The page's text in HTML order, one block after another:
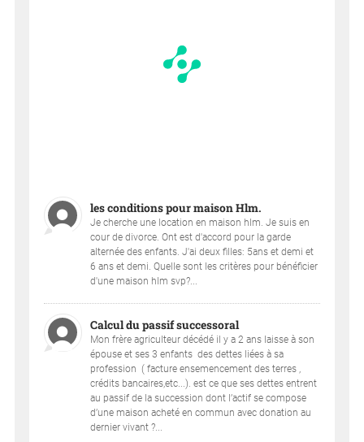
les conditions pour maison Hlm.
Je cherche une location en maison hlm. Je suis en
cour de divorce. Ont est d'accord pour la garde
alternée des enfants. J'ai deux filles: 5ans et demi et
6 ans et demi. Quelle sont les critères pour bénéficier
d'une maison hlm svp?...
Calcul du passif successoral
Mon frère agriculteur décédé il y a 2 ans laisse à son
épouse et ses 3 enfants des dettes liées à sa
profession ( facture ensemencement des terres ,
crédits bancaires,etc...). est ce que ses dettes entrent
au passif de la succession dont l’actif se compose
d’une maison acheté en commun avec donation au
dernier vivant ?...